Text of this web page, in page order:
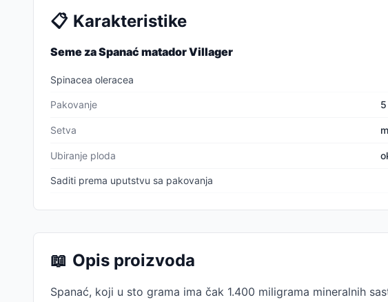
📋 Karakteristike
Seme za Spanać matador Villager
Spinacea oleracea
Pakovanje
Setva
Ubiranje ploda
Saditi prema uputstvu sa pakovanja
📖 Opis proizvoda
Spanać, koji u sto grama ima čak 1.400 miligrama mineralnih